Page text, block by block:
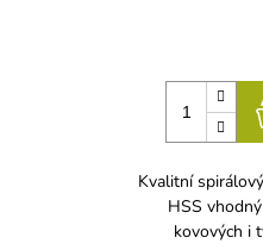
Kvalitní
HSS
kovových i